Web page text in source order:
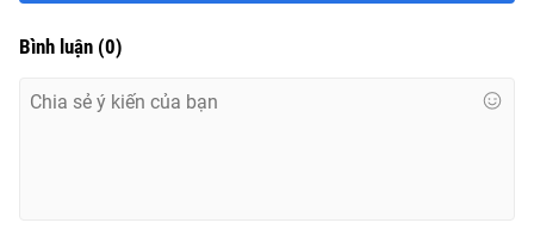
Bình luận (0)